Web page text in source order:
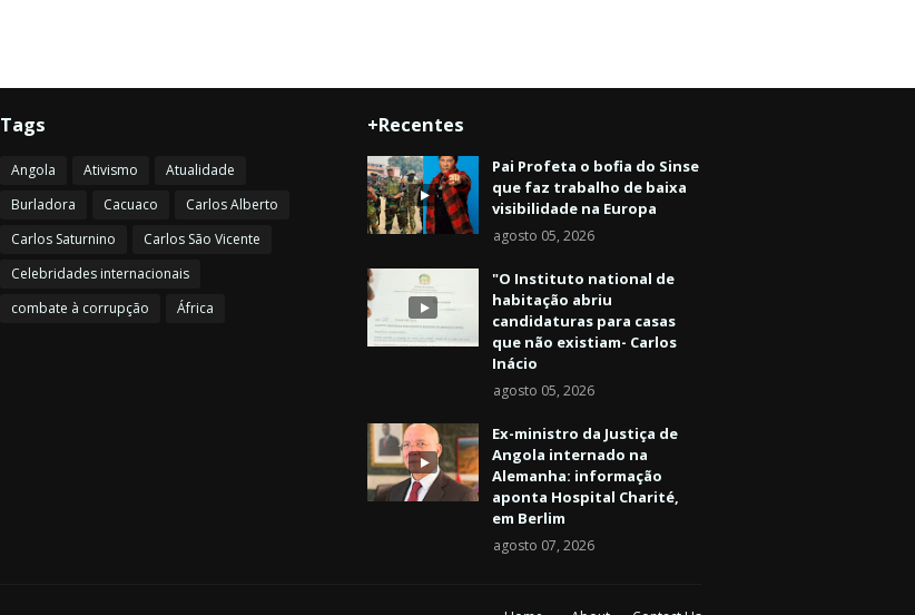
Tags
Angola Ativismo
Atualidade
Burladora
Cacuaco
Carlos Alberto
Carlos Saturnino
Carlos São Vicente
Celebridades internacionais
combate à corrupção
África
+Recentes
Pai Profeta o bofia do Sinse
que faz trabalho de baixa
visibilidade na Europa
agosto 05, 2026
"O Instituto national de
habitação abriu
candidaturas para casas
que não existiam- Carlos
Inácio
agosto 05, 2026
Ex-ministro da Justiça de
Angola internado na
Alemanha: informação
aponta Hospital Charité,
em Berlim
agosto 07, 2026